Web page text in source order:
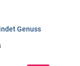
Genuss